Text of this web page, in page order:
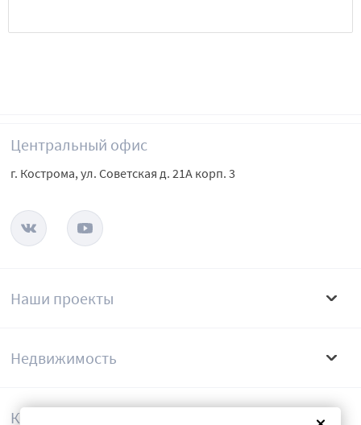
Наши проекты
Недвижимость
Компания
Центральный офис
г. Кострома, ул. Советская д. 21А корп. 3